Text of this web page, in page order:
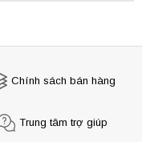
Chính sách bán hàng
Trung tâm trợ giúp